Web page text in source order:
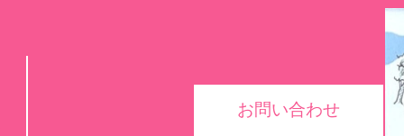
お問い合わせ